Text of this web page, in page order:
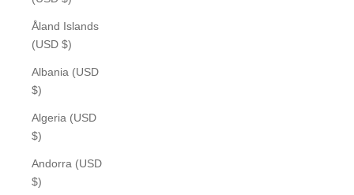
Åland Islands
(USD $)
Albania (USD
$)
Algeria (USD
$)
Andorra (USD
$)